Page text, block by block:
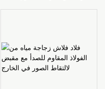
ومُفرغة من الهواء، وهي الرفيق
المشروبات لفترات طويلة، مما
يضمن لك انتعاشًا لا يُضاهى على
طول المسارات.